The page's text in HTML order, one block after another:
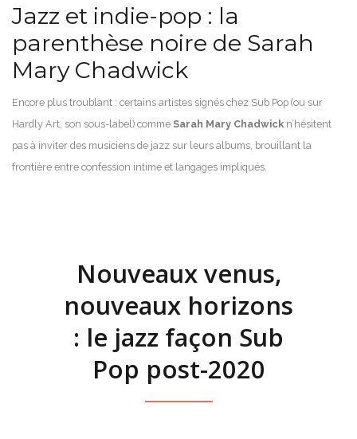
Jazz et indie-pop : la
parenthèse noire de Sarah
Mary Chadwick
Encore plus troublant : certains artistes signés chez Sub Pop (ou sur
Hardly Art, son sous-label) comme Sarah Mary Chadwick n’hésitent
pas à inviter des musiciens de jazz sur leurs albums, brouillant la
frontière entre confession intime et langages impliqués.
Nouveaux venus,
nouveaux horizons
: le jazz façon Sub
Pop post-2020